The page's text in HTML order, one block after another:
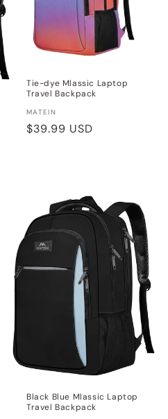
Tie-dye Mlassic Laptop
Travel Backpack
Distributeur :
MATEIN
Prix
$39.99 USD
Black Blue Mlassic Laptop
Travel Backpack